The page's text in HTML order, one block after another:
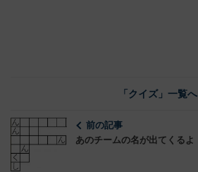
「クイズ」一覧へ
前の記事
あのチームの名が出てくるよ